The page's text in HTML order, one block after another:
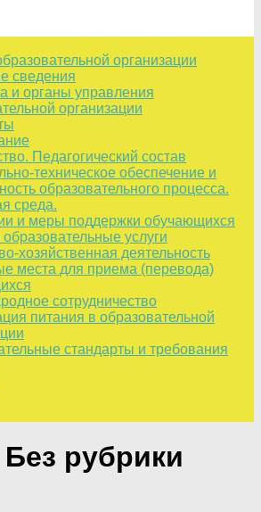
организации
сведения
и органы управления
организации
Педагогический состав
техническое обеспечение и
образовательного процесса.
среда.
и меры поддержки обучающихся
услуги
хозяйственная деятельность
места для приема (перевода)
сотрудничество
питания в образовательной
стандарты и требования
Без рубрики